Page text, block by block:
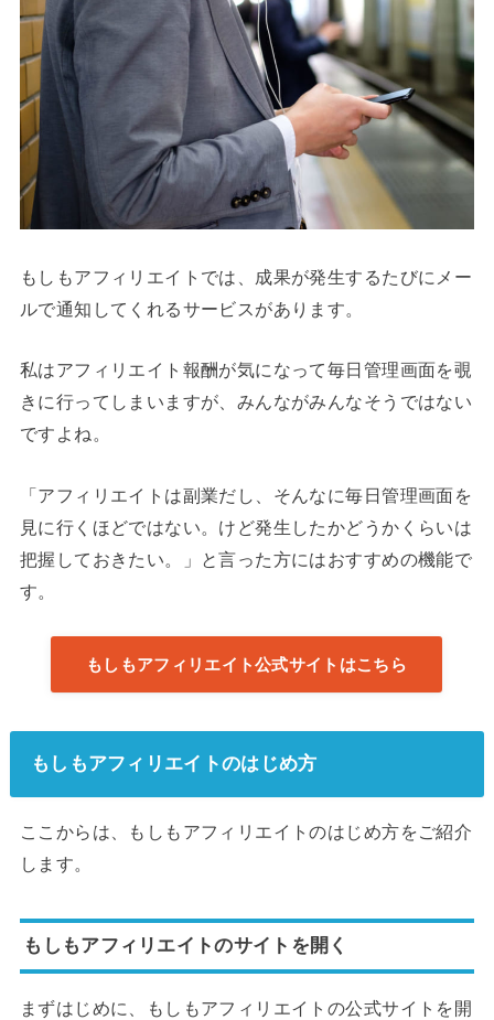
もしもアフィリエイトでは、成果が発生するたびにメー
ルで通知してくれるサービスがあります。
私はアフィリエイト報酬が気になって毎日管理画面を覗
きに行ってしまいますが、みんながみんなそうではない
ですよね。
「アフィリエイトは副業だし、そんなに毎日管理画面を
見に行くほどではない。けど発生したかどうかくらいは
把握しておきたい。」と言った方にはおすすめの機能で
す。
もしもアフィリエイト公式サイトはこちら
もしもアフィリエイトのはじめ方
ここからは、もしもアフィリエイトのはじめ方をご紹介
します。
もしもアフィリエイトのサイトを開く
まずはじめに、もしもアフィリエイトの公式サイトを開